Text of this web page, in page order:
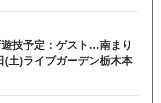
遊技予定：ゲスト…南まり
(土)ライブガーデン栃木本